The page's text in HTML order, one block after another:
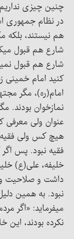
چنین چیزی
در نظام جمهوری
هم نیستند، بلکه
شارع هم قبول
شارع هم قبول
کنید امام خمینی
امام(ره)، مگر
نمازخوان بودند.
عنوان ولی معرفی
هیچ کس ولی فقیه
خلیفه، علی(ع)
داشت و صلاحیت
نبود. به همین
میفرماید: «اگر
نکرده بودند، این